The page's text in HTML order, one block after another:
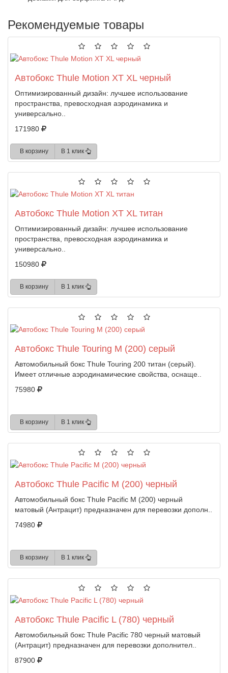
Рекомендуемые товары
Автобокс Thule Motion XT XL черный
Оптимизированный дизайн: лучшее использование
пространства, превосходная аэродинамика и
универсально..
171980
В корзину В 1 клик
Автобокс Thule Motion XT XL титан
Оптимизированный дизайн: лучшее использование
пространства, превосходная аэродинамика и
универсально..
150980
В корзину В 1 клик
Автобокс Thule Touring M (200) серый
Автомобильный бокс Thule Touring 200 титан (серый).
Имеет отличные аэродинамические свойства, оснаще..
75980
В корзину В 1 клик
Автобокс Thule Pacific M (200) черный
Автомобильный бокс Thule Pacific M (200) черный
матовый (Антрацит) предназначен для перевозки дополн..
74980
В корзину В 1 клик
Автобокс Thule Pacific L (780) черный
Автомобильный бокс Thule Pacific 780 черный матовый
(Антрацит) предназначен для перевозки дополнител..
87900